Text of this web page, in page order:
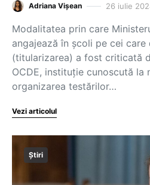
Adriana Vișean 26 iulie
Modalitatea prin care
angajează în școli pe cei
(titularizarea) a fost criticată
OCDE, instituție cunoscută la
organizarea testărilor…
Vezi articolul
Știri